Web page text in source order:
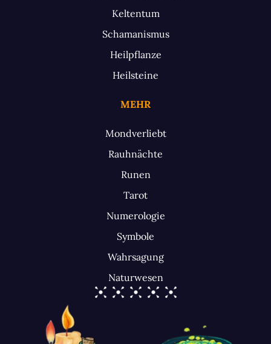
Keltentum
Schamanismus
Heilpflanze
Heilsteine
MEHR
Mondverliebt
Rauhnächte
Runen
Tarot
Numerologie
Symbole
Wahrsagung
Naturwesen